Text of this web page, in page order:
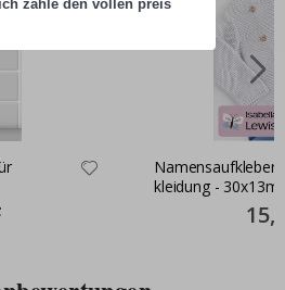
Namensaufkleber
kleidung -
Price
zahle den vollen preis